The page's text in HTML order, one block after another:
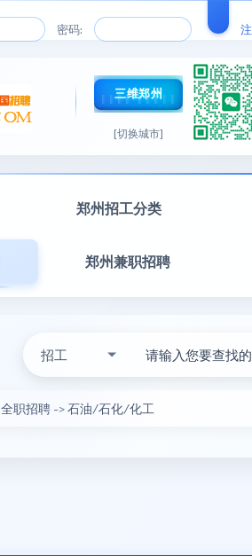
密码:
三维郑州
[切换城市]
郑州招工分类
郑州兼职招聘
招工
全职招聘 ->石油/石化/化工